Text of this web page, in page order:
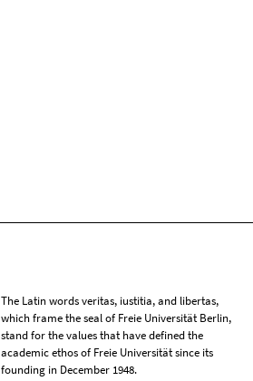
The Latin words veritas, iustitia, and libertas,
which frame the seal of Freie Universität Berlin,
stand for the values that have defined the
academic ethos of Freie Universität since its
founding in December 1948.